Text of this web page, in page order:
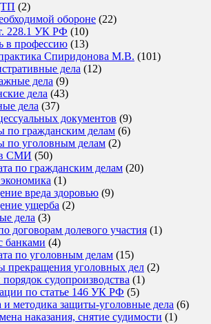
(2)
обороне (22)
228.1 УК РФ (10)
в профессию (13)
Спиридонова М.В. (101)
дела (12)
дела (9)
дела (43)
дела (37)
документов (9)
по гражданским делам (6)
по уголовным делам (2)
СМИ (50)
по гражданским делам (20)
(1)
вреда здоровью (9)
ущерба (2)
дела (3)
договорам долевого участия (1)
банками (4)
по уголовным делам (15)
прекращения уголовных дел (2)
судопроизводства (1)
по статье 146 УК РФ (5)
и методика защиты-уголовные дела (6)
наказания, снятие судимости (1)